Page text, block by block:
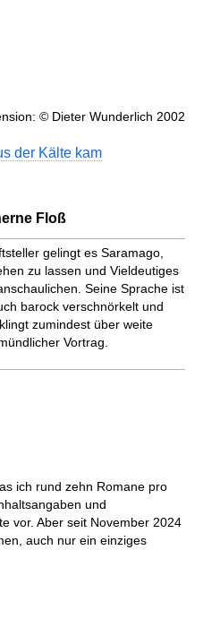
© Dieter Wunderlich 2002
der Kälte kam
Floß
gelingt es Saramago,
zu lassen und Vieldeutiges
Seine Sprache ist
barock verschnörkelt und
zumindest über weite
Vortrag.
ich rund zehn Romane pro
und
vor. Aber seit November 2024
auch nur ein einziges